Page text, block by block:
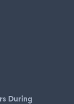
During